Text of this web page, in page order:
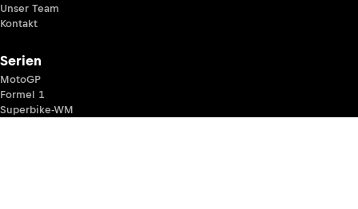
Unser Team
Kontakt
Serien
MotoGP
Formel 1
Superbike-WM